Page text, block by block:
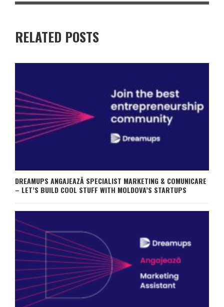
RELATED POSTS
DREAMUPS ANGAJEAZĂ SPECIALIST MARKETING & COMUNICARE
– LET’S BUILD COOL STUFF WITH MOLDOVA’S STARTUPS